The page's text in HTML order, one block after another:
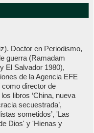
Doctor en Periodismo,
guerra (Ramadam
El Salvador 1980),
de la Agencia EFE
director de
libros ‘China, nueva
secuestrada’,
sometidos’, 'Las
Dios' y 'Hienas y